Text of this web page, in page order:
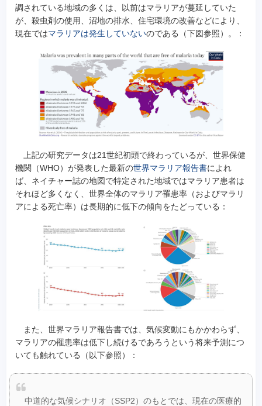
調されている地域の多くは、以前はマラリアが蔓延していた
が、殺虫剤の使用、沼地の排水、住宅環境の改善などにより、
現在ではマラリアは発生していないのである（下図参照）。：
上記の研究データは21世紀初頭で終わっているが、世界保健
機関（WHO）が発表した最新の世界マラリア報告書によれ
ば、ネイチャー誌の地図で特定された地域ではマラリア患者は
それほど多くなく、世界全体のマラリア罹患率（およびマラリ
アによる死亡率）は長期的に低下の傾向をたどっている：
また、世界マラリア報告書では、気候変動にもかかわらず、
マラリアの罹患率は低下し続けるであろうという将来予測につ
いても触れている（以下参照）：
中道的な気候シナリオ（SSP2）のもとでは、現在の医療的